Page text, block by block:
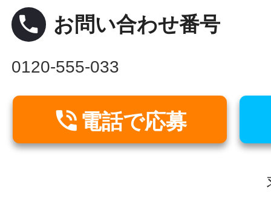
local_phone お問い合わせ番号
0120-555-033
 電話で応募